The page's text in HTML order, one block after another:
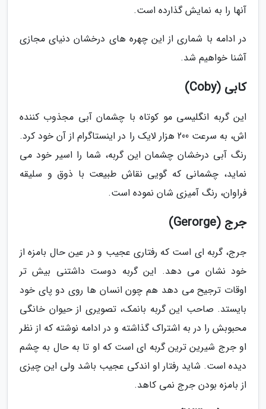
آنها را به نمایش گذارده است.
در ادامه با شماری از این چهره های درخشان دنیای مجازی
آشنا خواهیم شد.
کابی (Coby)
این گربه انگلیسی مو کوتاه با چشمان آبی مجذوب کننده
اش، به سرعت 200 هزار لایک را در اینستاگرام از آن خود کرد.
رنگ آبی درخشان چشمان این گربه، شما را اسیر خود می
نماید، چشمانی که گویی نقاش طبیعت با ذوق و سلیقه
فراوان، رنگ آمیزی شان نموده است.
جرج (Gerorge)
جرج، گربه ای است که رفتاری عجیب و در عین حال بامزه از
خود نشان می دهد. این گربه دوست داشتنی بیش تر
اوقات ترجیح می دهد هم چون انسان ها روی دو پای خود
بایستد. صاحب این گربه بانمک، تصویری از حیوان خانگی
محبوبش را در به اشتراک گذاشته و در ادامه نوشته که از نظر
او جرج شیرین ترین گربه ای است که او تا به حال به چشم
دیده است. شاید رفتار او اندکی عجیب باشد ولی این چیزی
از بامزه بودن جرج نمی کاهد.